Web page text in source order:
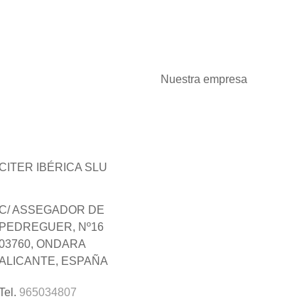
IBÉRICA SLU
ASSEGADOR DE
Nº16
ONDARA
ESPAÑA
965034807
Nuestra empresa